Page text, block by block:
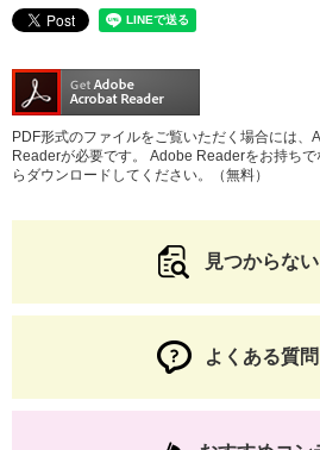
PDF形式のファイルをご覧いただく場合には、
Readerが必要です。
Adobe Readerをお持ち
らダウンロードしてください。（無料）
見つからな
よくある質